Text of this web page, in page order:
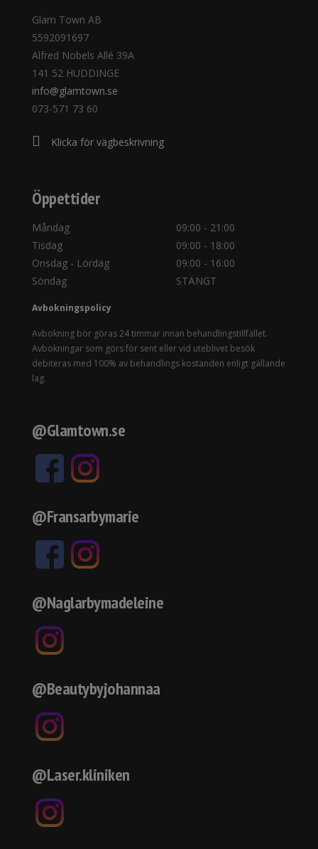
Glam Town AB
5592091697
Alfred Nobels Allé 39A
141 52 HUDDINGE
info@glamtown.se
073-571 73 60
Klicka för vägbeskrivning
Öppettider
Måndag
09:00 - 21:00
Tisdag
09:00 - 18:00
Onsdag - Lördag
09:00 - 16:00
Söndag
STÄNGT
Avbokningspolicy
Avbokning bör göras 24 timmar innan behandlingstillfället.
Avbokningar som görs för sent eller vid uteblivet besök
debiteras med 100% av behandlings kostanden enligt gällande
lag.
@Glamtown.se
@Fransarbymarie
@Naglarbymadeleine
@Beautybyjohannaa
@Laser.kliniken